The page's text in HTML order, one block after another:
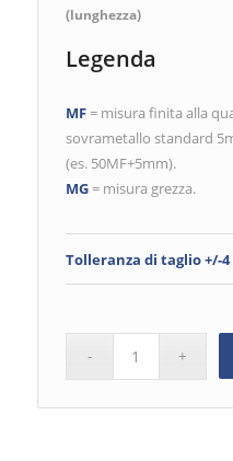
(lunghezza)
Legenda
MF= misura finita alla
sovrametallo standard
(es. 50MF+5mm).
MG= misura grezza.
Tolleranza di taglio +/-